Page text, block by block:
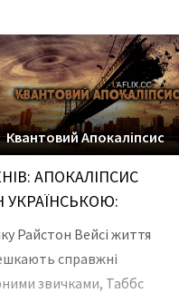
Квантовий Апокаліпсис
АПОКАЛІПСИС
УКРАЇНСЬКОЮ:
Райстон Вейсі життя
справжні
звичками, Таббс